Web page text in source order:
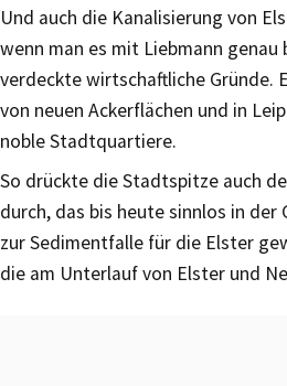
Und auch die Kanalisierung von
wenn man es mit Liebmann
verdeckte wirtschaftliche Gründe.
von neuen Ackerflächen und in
noble Stadtquartiere.
So drückte die Stadtspitze auch
durch, das bis heute sinnlos in der
zur Sedimentfalle für die Elster
die am Unterlauf von Elster und